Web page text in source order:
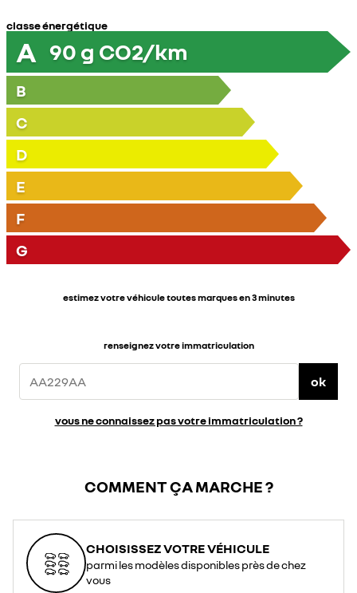
classe énergétique
A 90 g CO2/km
B
C
D
E
F
G
estimez votre véhicule toutes marques en 3 minutes
renseignez votre immatriculation
ok
vous ne connaissez pas votre immatriculation ?
COMMENT ÇA MARCHE ?
CHOISISSEZ VOTRE VÉHICULE
parmi les modèles disponibles près de chez
vous